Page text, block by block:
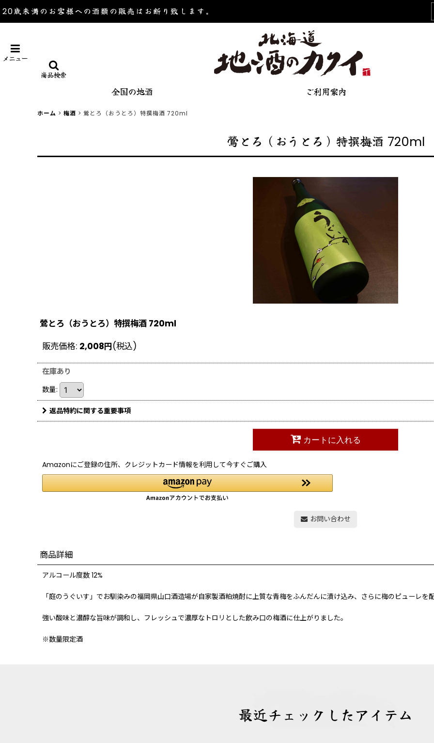
20歳未満のお客様への酒類の販売は お断り致します。
メニュー
全国の地酒 ご利用案内
商品検索
ホーム > 梅酒 > 鶯とろ（おうとろ）特撰梅酒 720ml
鶯とろ（おうとろ）特撰梅酒 720ml
鶯とろ（おうとろ）特撰梅酒 720ml
販売価格: 2,008円(税込)
在庫あり
数量:
返品特約に関する重要事項
カートに入れる
Amazonにご登録の住所、クレジットカード情報を利用して今すぐご購入
お問い合わせ
商品詳細
アルコール度数 12%
「庭のうぐいす」でお馴染みの福岡県山口酒造場が自家製酒粕焼酎に上質な青梅をふんだんに漬け込み、さらに梅のピューレを
強い酸味と濃醇な旨味が調和し、フレッシュで濃厚なトロリとした飲み口の梅酒に仕上がりました。
※数量限定酒
最近チェックしたアイテム